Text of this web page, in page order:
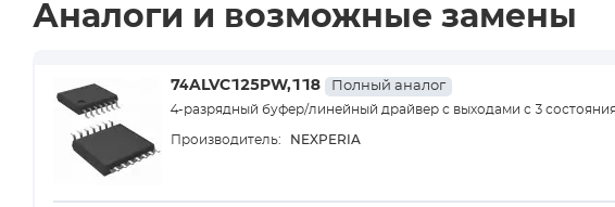
Аналоги и возможные замены
74ALVC125PW,118 Полный аналог
4-разрядный буфер/линейный драйвер с выходами с 3
Производитель: NEXPERIA